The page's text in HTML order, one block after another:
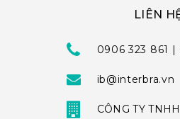
LIÊN
0906 323 861 |
ib@interbra.vn
CÔNG TY